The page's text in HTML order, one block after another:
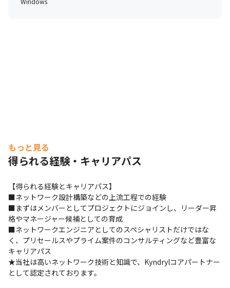
もっと見る
得られる経験・キャリアパス
【得られる経験とキャリアパス】
■ネットワーク設計構築などの上流工程での経験
■まずはメンバーとしてプロジェクトにジョインし、リーダー昇
格やマネージャー候補としての育成
■ネットワークエンジニアとしてのスペシャリストだけではな
く、プリセールスやプライム案件のコンサルティングなど豊富な
キャリアパス
★当社は高いネットワーク技術と知識で、Kyndrylコアパートナー
として認定されております。